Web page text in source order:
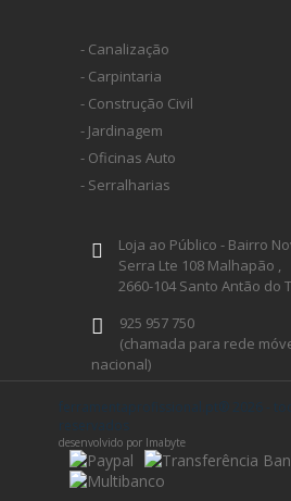
- Canalização
- Carpintaria
- Construção Civil
- Jardinagem
- Oficinas Auto
- Serralharias
Loja ao Público - Bairro
Serra Lte 108 Malhapão ,
2660-104 Santo Antão do
925 957 750
(chamada para rede
nacional)
ferramentaprofissional.pt® 2026 -
reservados
desenvolvido por Imabyte